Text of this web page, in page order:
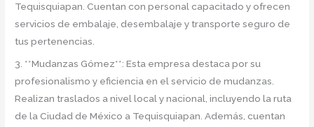
Tequisquiapan. Cuentan con personal capacitado y ofrecen
servicios de embalaje, desembalaje y transporte seguro de
tus pertenencias.
3. **Mudanzas Gómez**: Esta empresa destaca por su
profesionalismo y eficiencia en el servicio de mudanzas.
Realizan traslados a nivel local y nacional, incluyendo la ruta
de la Ciudad de México a Tequisquiapan. Además, cuentan